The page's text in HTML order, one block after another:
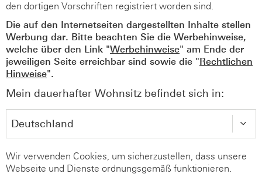
den dortigen Vorschriften registriert worden sind.
Die auf den Internetseiten dargestellten Inhalte stellen
Werbung dar. Bitte beachten Sie die Werbehinweise,
welche über den Link "Werbehinweise" am Ende der
jeweiligen Seite erreichbar sind sowie die "Rechtlichen
Hinweise".
Mein dauerhafter Wohnsitz befindet sich in:
Wir verwenden Cookies, um sicherzustellen, dass unsere
Webseite und Dienste ordnungsgemäß funktionieren.